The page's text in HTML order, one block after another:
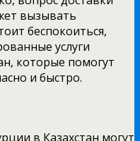
вызывать
беспокоиться,
услуги
которые помогут
и быстро.
в Казахстан могут